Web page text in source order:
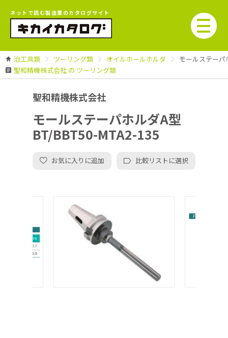
ネットで読む製造業のカタログサイト
治工具類 ツーリング類 オイルホールホルダ
モールステー
聖和精機株式会社 の ツーリング類
聖和精機株式会社
モールステーパホルダA型
BT/BBT50-MTA2-135
お気に入りに追加 比較リストに選択